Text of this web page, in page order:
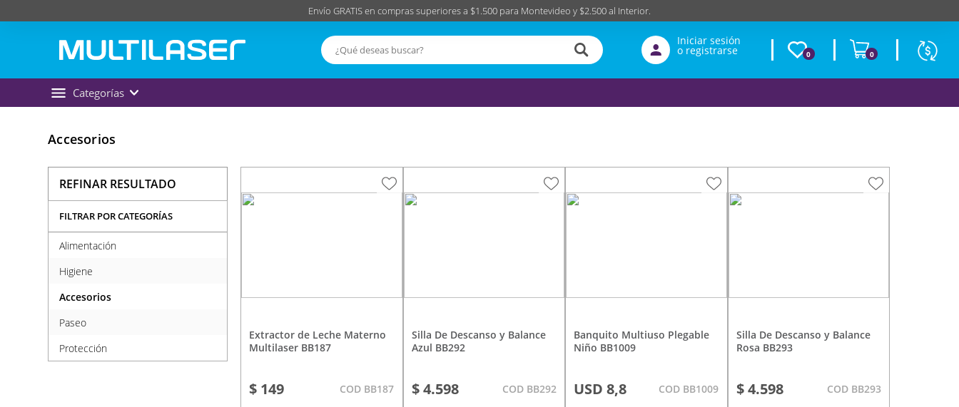
Envío GRATIS en compras superiores a $1.500 para Montevideo y $2.500 al Interior.
Iniciar sesión
o registrarse 0 0
Moneda
Según
$
Categorías
Accesorios
REFINAR RESULTADO
FILTRAR POR CATEGORÍAS
Alimentación
Higiene
Accesorios
Paseo
Protección
Extractor de Leche Materno
Multilaser BB187
$ 149 COD BB187
Silla De Descanso y Balance
Azul BB292
$ 4.598 COD BB292
Banquito Multiuso Plegable
Niño BB1009
USD 8,8 COD BB1009
Silla De Descanso y Balance
Rosa BB293
$ 4.598 COD BB293